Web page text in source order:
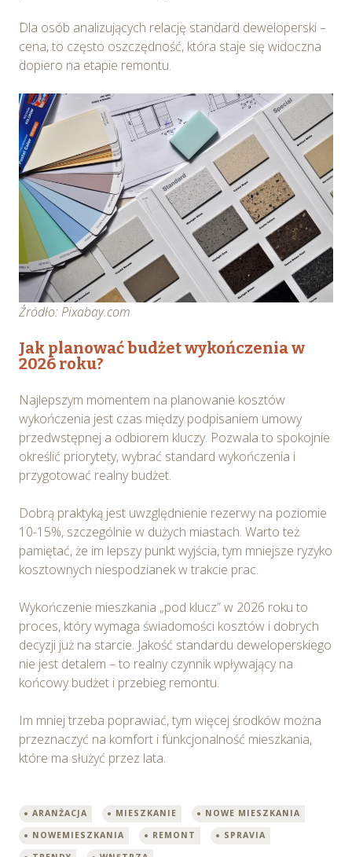
Dla osób analizujących relację standard deweloperski –
cena, to często oszczędność, która staje się widoczna
dopiero na etapie remontu.
Źródło: Pixabay.com
Jak planować budżet wykończenia w
2026 roku?
Najlepszym momentem na planowanie kosztów
wykończenia jest czas między podpisaniem umowy
przedwstępnej a odbiorem kluczy. Pozwala to spokojnie
określić priorytety, wybrać standard wykończenia i
przygotować realny budżet.
Dobrą praktyką jest uwzględnienie rezerwy na poziomie
10-15%, szczególnie w dużych miastach. Warto też
pamiętać, że im lepszy punkt wyjścia, tym mniejsze ryzyko
kosztownych niespodzianek w trakcie prac.
Wykończenie mieszkania „pod klucz” w 2026 roku to
proces, który wymaga świadomości kosztów i dobrych
decyzji już na starcie. Jakość standardu deweloperskiego
nie jest detalem – to realny czynnik wpływający na
końcowy budżet i przebieg remontu.
Im mniej trzeba poprawiać, tym więcej środków można
przeznaczyć na komfort i funkcjonalność mieszkania,
które ma służyć przez lata.
ARANŻACJA MIESZKANIE
NOWE MIESZKANIA
NOWEMIESZKANIA
REMONT
SPRAVIA